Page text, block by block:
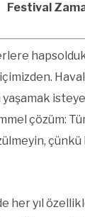
Festival
yaşamak
çözüm:
üzülmeyin,
her yıl